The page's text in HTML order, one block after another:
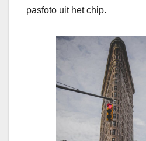
pasfoto uit het chip.